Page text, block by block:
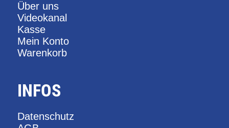
Über uns
Videokanal
Kasse
Mein Konto
Warenkorb
INFOS
Datenschutz